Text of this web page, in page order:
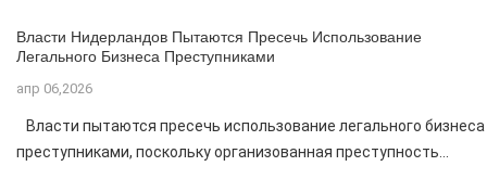
Власти Нидерландов Пытаются Пресечь Использование
Легального Бизнеса Преступниками
апр 06,2026
Власти пытаются пресечь использование легального бизнеса
преступниками, поскольку организованная преступность...